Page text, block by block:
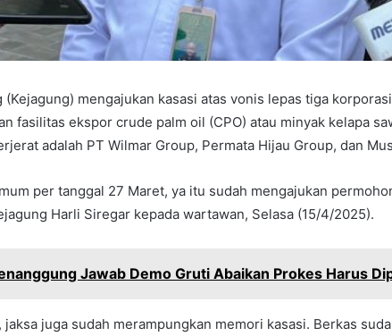
(Kejagung) mengajukan kasasi atas vonis lepas tiga
fasilitas ekspor crude palm oil (CPO) atau minyak kelapa
adalah PT Wilmar Group, Permata Hijau Group, dan
per tanggal 27 Maret, ya itu sudah mengajukan
Harli Siregar kepada wartawan, Selasa (15/4/2025).
Jawab Demo Gruti Abaikan Prokes Harus
jaksa juga sudah merampungkan memori kasasi. Berkas